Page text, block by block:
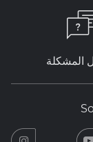
المشكلة
youtube